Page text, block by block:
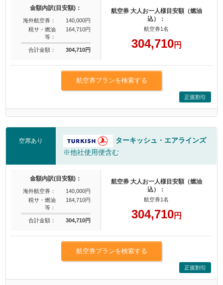
金額内訳(目安額)：
海外航空券：
140,000円
税サ・燃油
等：
164,710円
合計金額： 304,710円
航空券 大人お一人様目安額（燃油
込）：
航空券1名
304,710円
航空券プランを検索する
正規割引
空席あり
ターキッシュ・エアラインズ
※他社使用便含む
金額内訳(目安額)：
海外航空券：
140,000円
税サ・燃油
等：
164,710円
合計金額： 304,710円
航空券 大人お一人様目安額（燃油
込）：
航空券1名
304,710円
航空券プランを検索する
正規割引